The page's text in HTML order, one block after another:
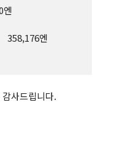
엔
358,176엔
사드립니다.